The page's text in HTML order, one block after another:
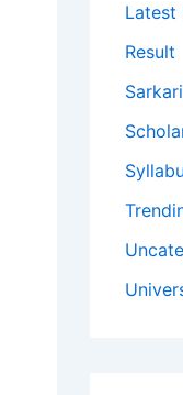
Latest
Result